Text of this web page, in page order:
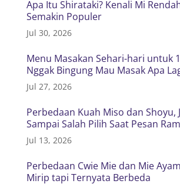
Apa Itu Shirataki? Kenali Mi
Semakin Populer
Jul 30, 2026
Menu Masakan Sehari-hari untuk
Nggak Bingung Mau Masak Apa
Jul 27, 2026
Perbedaan Kuah Miso dan Shoyu,
Sampai Salah Pilih Saat Pesan
Jul 13, 2026
Perbedaan Cwie Mie dan Mie
Mirip tapi Ternyata Berbeda